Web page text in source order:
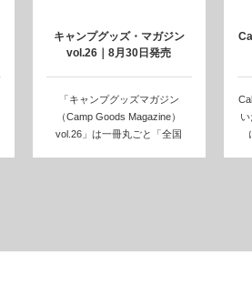
キャンプグッズ・マガジン
vol.26｜8月30日発売
「キャンプグッズマガジン
（Camp Goods Magazine）
vol.26」は一冊丸ごと「全国